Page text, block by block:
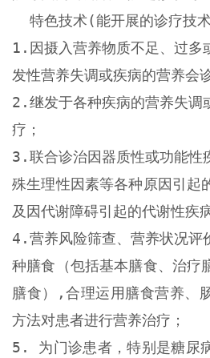
特色技术(能开展的诊疗技
1.因摄入营养物质不足、过多
发性营养失调或疾病的营养会
2.继发于各种疾病的营养失调
疗；
3.联合诊治因器质性或功能性
殊生理性因素等各种原因引起
及因代谢障碍引起的代谢性疾
4.营养风险筛查、营养状况评
种膳食（包括基本膳食、治疗
膳食）,合理运用膳食营养、
方法对患者进行营养治疗；
5.
为门诊患者，特别是糖尿